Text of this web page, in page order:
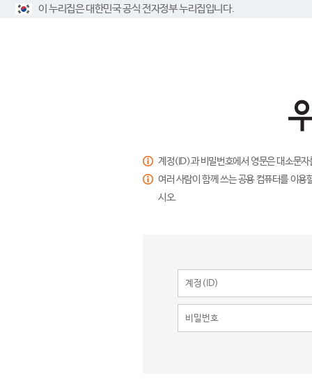
이 누리집은 대한민국 공식 전자정부 누리집입니다.
계정(ID)과 비밀번호에서 영문은 대소문
여러 사람이 함께 쓰는 공용 컴퓨터를 이
시오.